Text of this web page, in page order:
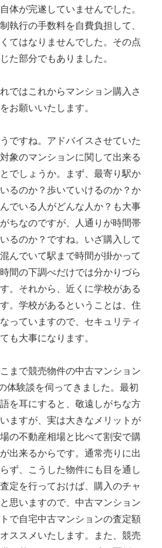
体が完遂していませんでした。
執行の手数料を自費負担して、
てはなりませんでした。その点
た部分でもありました。
ではこれからマンション購入さ
お願いいたします。
ですね。アドバイスさせていた
象のマンションに関して出来る
でしょうか。まず、最寄り駅か
るのか？歩いていけるのか？か
でいる人がどんな人か？も大事
ちなのですが、人通りが時間帯
るのか？ですね。いざ購入して
んでいて駅まで時間が掛かって
間の下調べだけでは分かりづら
。それから、近くに学校がある
。学校があるということは、住
っていますので、セキュリティ
も大事になります。
まで競売物件の中古マンション
体験談を伺ってきました。最初
を耳にすると、敬遠しがちな方
ますが、実は大きなメリットが
の不動産相場と比べて割安で購
出来るからです。通常売りに出
ず、こうした物件にも目を通し
定を行っておけば、購入のチャ
思いますので、中古マンション
で自宅中古マンションの査定額
ススメいたします。また、競売